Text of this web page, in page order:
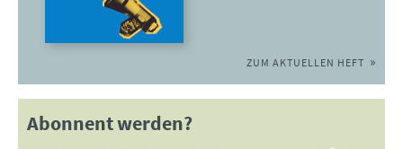
ZUM AKTUELLEN HEFT
Abonnent werden?